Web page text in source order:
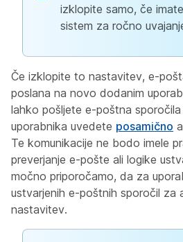
izklopite samo, če
sistem za ročno
Če izklopite to nastavitev, e-
poslana na novo dodanim
lahko pošljete e-poštna
uporabnika uvedete posamično
Te komunikacije ne bodo imele
preverjanje e-pošte ali logike
močno priporočamo, da za
ustvarjenih e-poštnih sporočil za
nastavitev.